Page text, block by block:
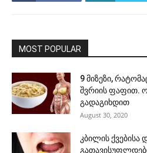
MOST POPULAR
9 მიზეზი,
შვრიის ფაფით.
გადაგიხდით
August 30, 2020
კბილის ქვებისა